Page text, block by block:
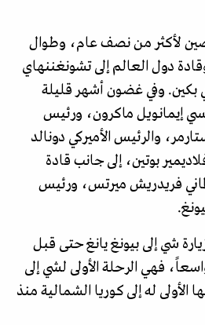
لأكثر من نصف عام، وطوال
دول العالم إلى تشونغننهاي
بكين. وفي غضون أشهر قليلة
إيمانويل ماكرون، ورئيس
والرئيس الأميركي دونالد
بوتين، إلى جانب قادة
فريدريش ميرتس، ورئيس
شي إلى بيونغ يانغ حتى قبل
فهي الرحلة الأولى لشي إلى
الأولى له إلى كوريا الشمالية منذ